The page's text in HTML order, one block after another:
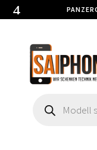
search